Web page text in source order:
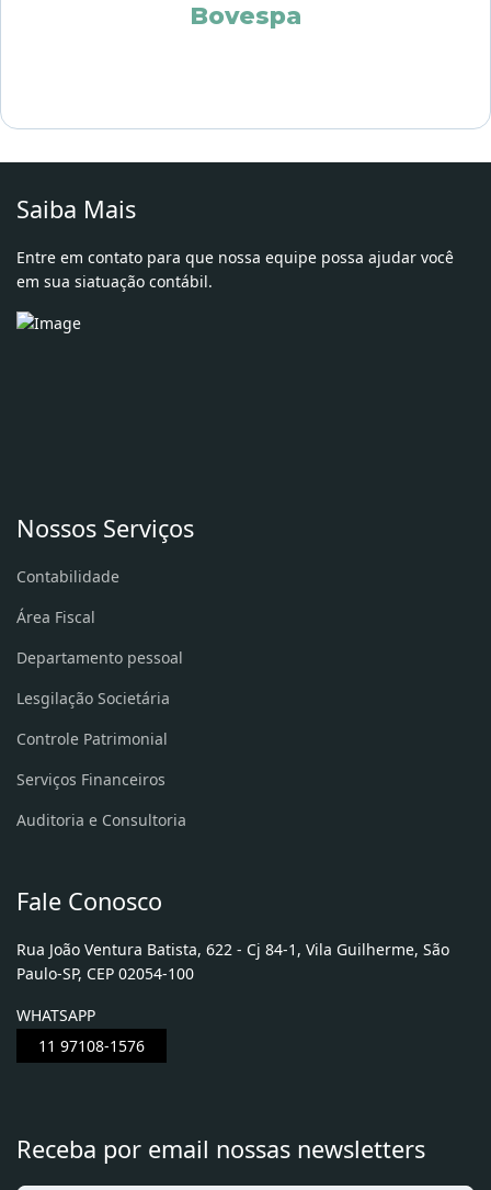
Bovespa
Saiba Mais
Entre em contato para que nossa equipe possa ajudar você
em sua siatuação contábil.
Nossos Serviços
Contabilidade
Área Fiscal
Departamento pessoal
Lesgilação Societária
Controle Patrimonial
Serviços Financeiros
Auditoria e Consultoria
Fale Conosco
Rua João Ventura Batista, 622 - Cj 84-1, Vila Guilherme, São
Paulo-SP, CEP 02054-100
WHATSAPP
11 97108-1576
Receba por email nossas newsletters